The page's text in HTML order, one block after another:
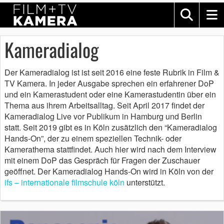
Kameradialog
Der Kameradialog ist ist seit 2016 eine feste Rubrik in Film &
TV Kamera. In jeder Ausgabe sprechen ein erfahrener DoP
und ein Kamerastudent oder eine Kamerastudentin über ein
Thema aus ihrem Arbeitsalltag. Seit April 2017 findet der
Kameradialog Live vor Publikum in Hamburg und Berlin
statt. Seit 2019 gibt es in Köln zusätzlich den “Kameradialog
Hands-On”, der zu einem speziellen Technik- oder
Kamerathema stattfindet. Auch hier wird nach dem Interview
mit einem DoP das Gespräch für Fragen der Zuschauer
geöffnet. Der Kameradialog Hands-On wird in Köln von der
ifs – internationale filmschule köln unterstützt.